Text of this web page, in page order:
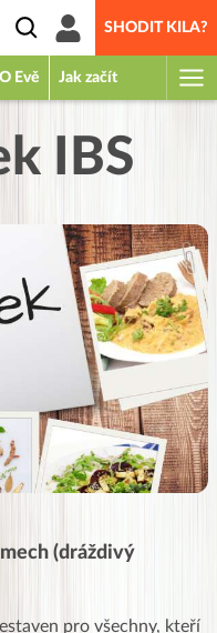
SHODIT KILA?
O Evě Jak začít
IBS
(dráždivý
pro všechny, kteří